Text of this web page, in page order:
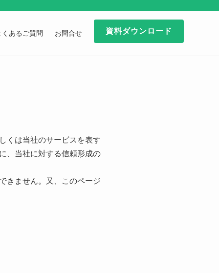
くあるご質問 お問合せ 資料ダウンロード
くは当社のサービスを表す
、当社に対する信頼形成の
きません。又、このページ